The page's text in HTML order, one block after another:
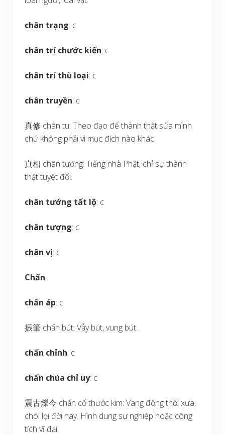
chân trạng: c
chân trí chước kiến: c
chân trí thù loại: c
chân truyền: c
真修 chân tu: Theo đạo để thành thật sửa mình
chứ không phải vì mục đích nào khác
真相 chân tướng: Tiếng nhà Phật, chỉ sự thành
thật tuyệt đối.
chân tướng tất lộ: c
chân tượng: c
chân vị: c
Chấn
chấn áp: c
振筆 chấn bút: Vẫy bút, vung bút.
chấn chỉnh: c
chấn chúa chỉ uy: c
震古爍今 chấn cổ thước kim: Vang động thời xưa,
chói lọi đời nay. Hình dung sự nghiệp hoặc công
tích vĩ đại.